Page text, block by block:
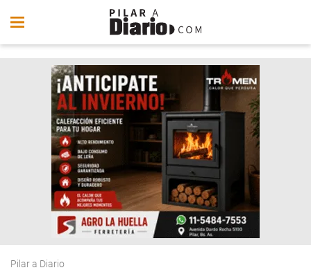
Pilar a Diario